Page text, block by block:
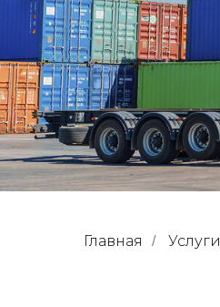
Главная / Услуги